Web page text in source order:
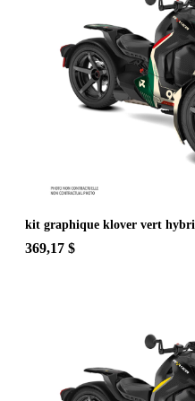
kit graphique klover vert
369,17 $